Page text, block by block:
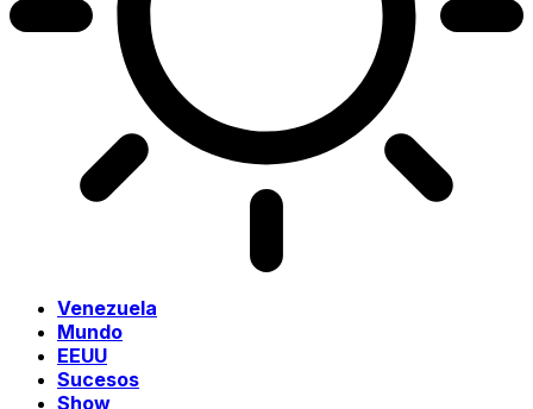
Venezuela
Mundo
EEUU
Sucesos
Show